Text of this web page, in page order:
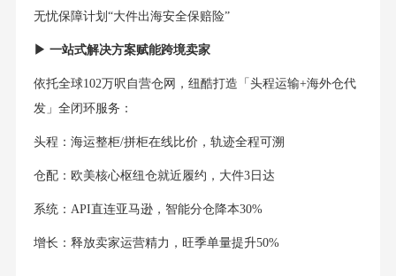
无忧保障计划“大件出海安全保赔险”
▶ 一站式解决方案赋能跨境卖家
依托全球102万呎自营仓网，纽酷打造「头程运输+海外仓代
发」全闭环服务：
头程：海运整柜/拼柜在线比价，轨迹全程可溯
仓配：欧美核心枢纽仓就近履约，大件3日达
系统：API直连亚马逊，智能分仓降本30%
增长：释放卖家运营精力，旺季单量提升50%